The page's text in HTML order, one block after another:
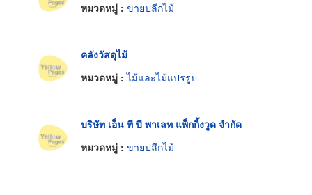
หมวดหมู่ : ขายปลีกไม้
คลังวัสดุไม้
หมวดหมู่ :ไม้และไม้แปรรูป
บริษัท เอ็น ที บี พาเลท แพ็กกิ้งวูด จำกัด
หมวดหมู่ : ขายปลีกไม้